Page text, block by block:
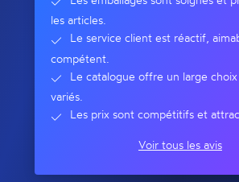
les articles.
Le service client est réactif,
compétent.
Le catalogue offre un large
variés.
Les prix sont compétitifs et
Voir tous les avis